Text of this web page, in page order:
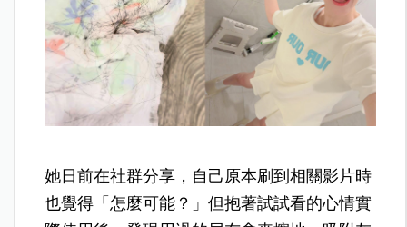
她日前在社群分享，自己原本刷到相關影片時
也覺得「怎麼可能？」但抱著試試看的心情實